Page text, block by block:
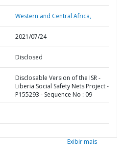
Western and Central Africa,
2021/07/24
Disclosed
Disclosable Version of the ISR -
Liberia Social Safety Nets Project -
P155293 - Sequence No : 09
Exibir mais